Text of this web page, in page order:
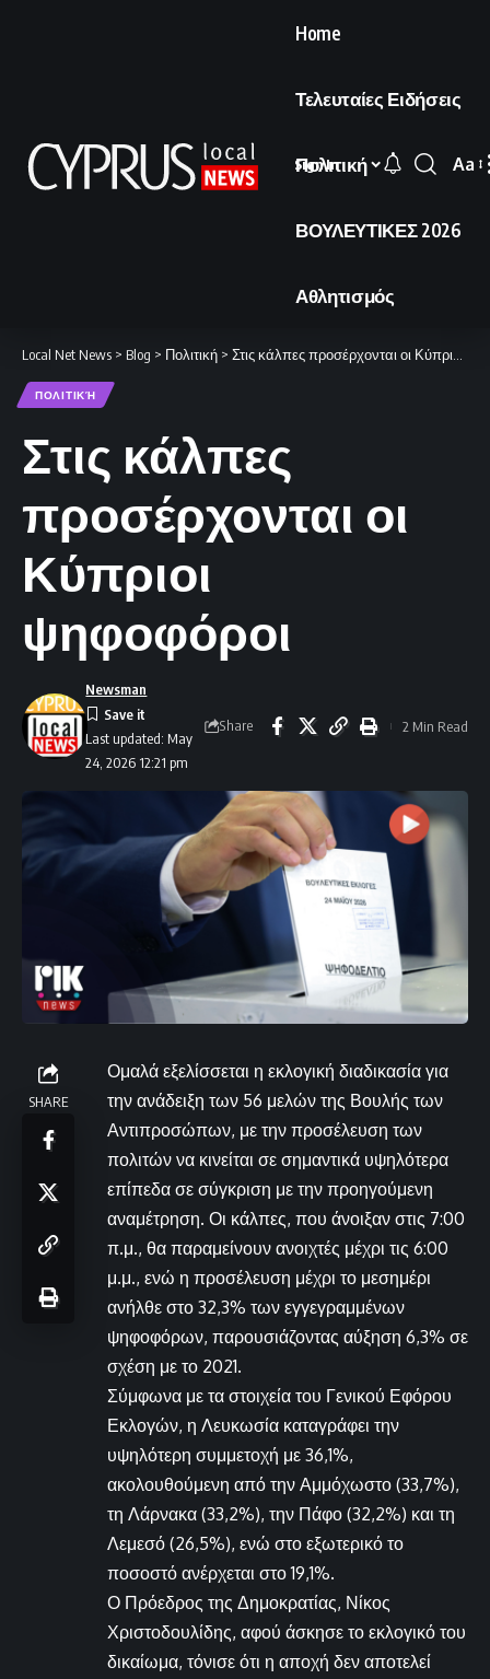
Home
Τελευταίες Ειδήσεις
Πολιτική
ΒΟΥΛΕΥΤΙΚΕΣ 2026
Αθλητισμός
Sign In
Font
Aa
Local Net News > Blog > Πολιτική > Στις κάλπες προσέρχονται οι Κύπριοι ψηφοφόροι
ΠΟΛΙΤΙΚΉ
Στις κάλπες
προσέρχονται οι
Κύπριοι
ψηφοφόροι
Last updated: May
24, 2026 12:21 pm
Newsman
Share 2 Min Read
SHARE
Ομαλά εξελίσσεται η εκλογική διαδικασία για
την ανάδειξη των 56 μελών της Βουλής των
Αντιπροσώπων, με την προσέλευση των
πολιτών να κινείται σε σημαντικά υψηλότερα
επίπεδα σε σύγκριση με την προηγούμενη
αναμέτρηση. Οι κάλπες, που άνοιξαν στις 7:00
π.μ., θα παραμείνουν ανοιχτές μέχρι τις 6:00
μ.μ., ενώ η προσέλευση μέχρι το μεσημέρι
ανήλθε στο 32,3% των εγγεγραμμένων
ψηφοφόρων, παρουσιάζοντας αύξηση 6,3% σε
σχέση με το 2021.
Σύμφωνα με τα στοιχεία του Γενικού Εφόρου
Εκλογών, η Λευκωσία καταγράφει την
υψηλότερη συμμετοχή με 36,1%,
ακολουθούμενη από την Αμμόχωστο (33,7%),
τη Λάρνακα (33,2%), την Πάφο (32,2%) και τη
Λεμεσό (26,5%), ενώ στο εξωτερικό το
ποσοστό ανέρχεται στο 19,1%.
Ο Πρόεδρος της Δημοκρατίας, Νίκος
Χριστοδουλίδης, αφού άσκησε το εκλογικό του
δικαίωμα, τόνισε ότι η αποχή δεν αποτελεί